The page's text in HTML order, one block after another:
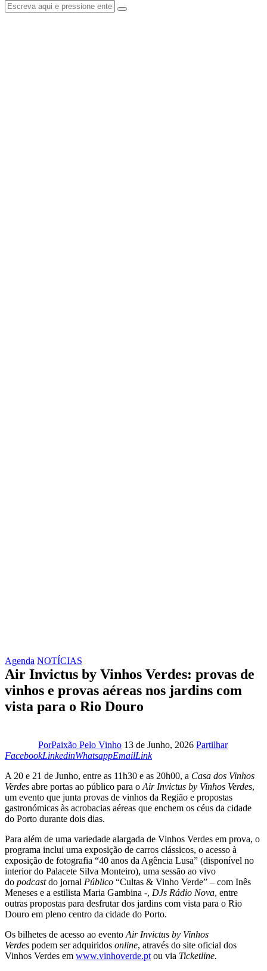
Agenda NOTÍCIAS
Air Invictus by Vinhos Verdes: provas de
vinhos e provas aéreas nos jardins com
vista para o Rio Douro
PorPaixão Pelo Vinho 13 de Junho, 2026 Partilhar
FacebookLinkedin
LinkedinWhatsapp
WhatsappEmail
EmailCopy
to
clipboard
Link
A 20 e 21 de Junho, entre as 11h30 e as 20h00, a Casa dos Vinhos
Verdes abre portas ao público para o Air Invictus by Vinhos Verdes,
um evento que junta provas de vinhos da Região e propostas
gastronómicas às acrobacias aéreas que enchem os céus da cidade
do Porto durante dois dias.
Para além de uma variedade alargada de Vinhos Verdes em prova, o
programa inclui uma exposição de carros clássicos, o acesso à
exposição de fotografia “40 anos da Agência Lusa” (disponível no
interior do Palacete Silva Monteiro), uma sessão ao vivo
do podcastdo jornal Público “Cultas & Vinho Verde” – com Inês
Meneses e a estilista Maria Gambina -, DJs Rádio Nova, entre
outras propostas para desfrutar dos jardins com vista para o Rio
Douro em pleno centro da cidade do Porto.
Os bilhetes de acesso ao evento Air Invictus by Vinhos
Verdes podem ser adquiridos online, através do site oficial dos
Vinhos Verdes em www.vinhoverde.pt ou via Ticketline.